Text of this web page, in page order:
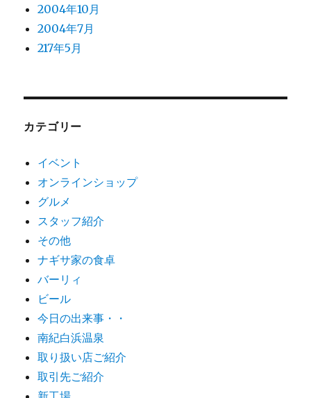
2004年10月
2004年7月
217年5月
カテゴリー
イベント
オンラインショップ
グルメ
スタッフ紹介
その他
ナギサ家の食卓
バーリィ
ビール
今日の出来事・・
南紀白浜温泉
取り扱い店ご紹介
取引先ご紹介